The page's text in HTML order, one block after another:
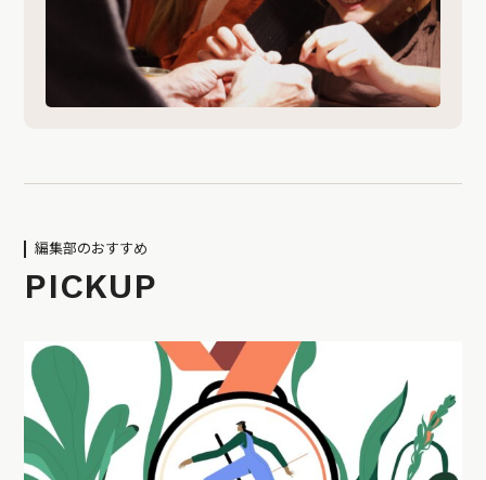
編集部のおすすめ
PICKUP